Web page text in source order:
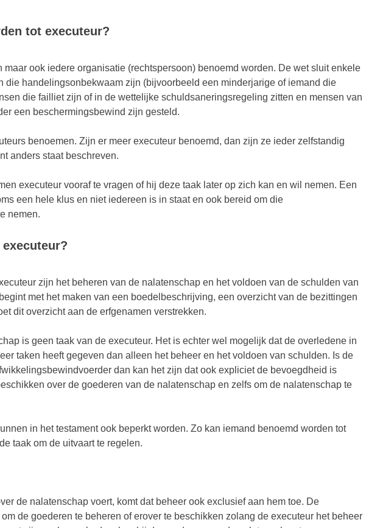
tot executeur?
maar ook iedere organisatie (rechtspersoon) benoemd worden. De wet sluit enkele
die handelingsonbekwaam zijn (bijvoorbeeld een minderjarige of iemand die
die failliet zijn of in de wettelijke schuldsaneringsregeling zitten en mensen van
een beschermingsbewind zijn gesteld.
benoemen. Zijn er meer executeur benoemd, dan zijn ze ieder zelfstandig
anders staat beschreven.
executeur vooraf te vragen of hij deze taak later op zich kan en wil nemen. Een
een hele klus en niet iedereen is in staat en ook bereid om die
nemen.
zijn het beheren van de nalatenschap en het voldoen van de schulden van
met het maken van een boedelbeschrijving, een overzicht van de bezittingen
dit overzicht aan de erfgenamen verstrekken.
is geen taak van de executeur. Het is echter wel mogelijk dat de overledene in
taken heeft gegeven dan alleen het beheer en het voldoen van schulden. Is de
dan kan het zijn dat ook expliciet de bevoegdheid is
over de goederen van de nalatenschap en zelfs om de nalatenschap te
in het testament ook beperkt worden. Zo kan iemand benoemd worden tot
taak om de uitvaart te regelen.
de nalatenschap voert, komt dat beheer ook exclusief aan hem toe. De
de goederen te beheren of erover te beschikken zolang de executeur het beheer